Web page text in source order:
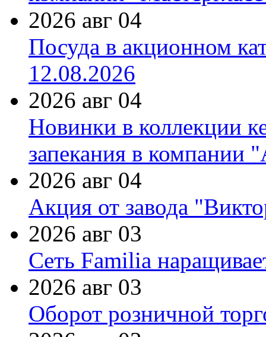
2026 авг 04
Посуда в акционном
12.08.2026
2026 авг 04
Новинки в коллекции
запекания в компании
2026 авг 04
Акция от завода
2026 авг 03
Сеть Familia
2026 авг 03
Оборот розничной